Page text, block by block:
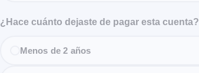
¿Hace cuánto dejaste de pagar esta cuenta?
Menos de 2 años